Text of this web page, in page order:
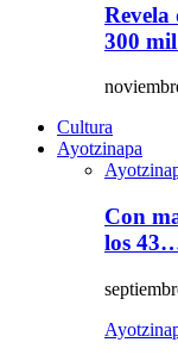
Revela
300
Cultura
Ayotzinapa
Con
los